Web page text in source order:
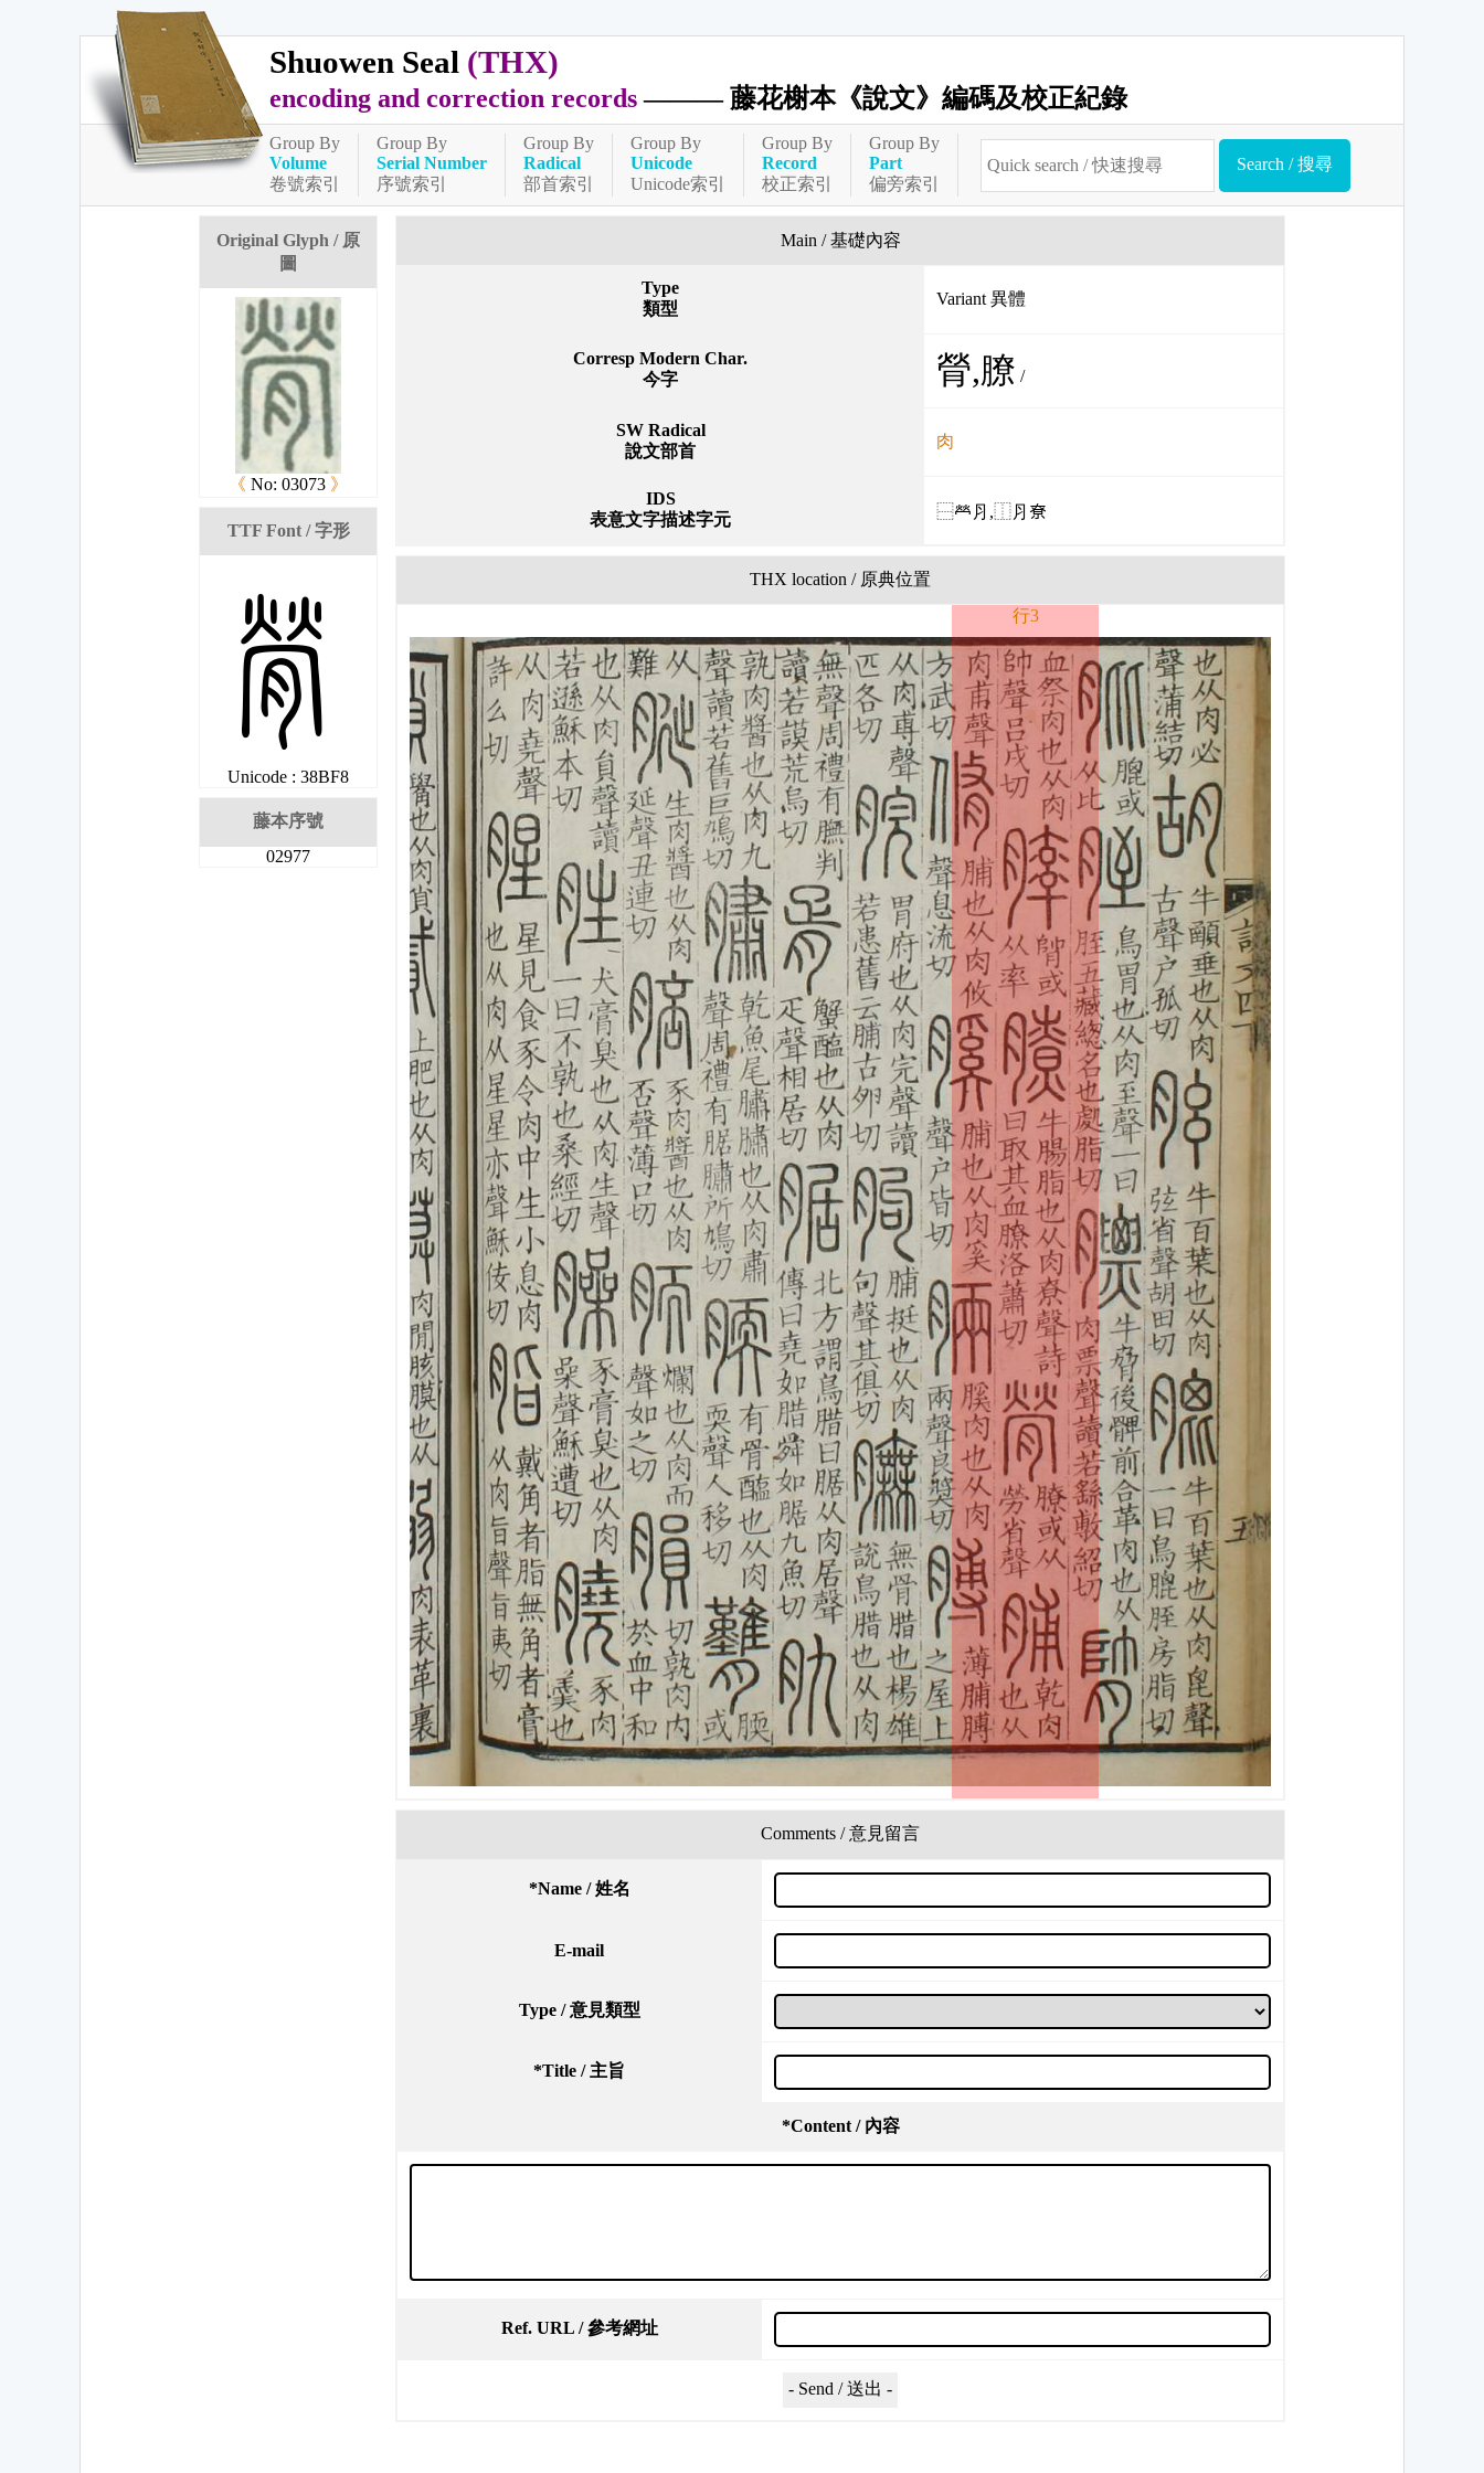
Shuowen Seal (THX)
encoding and correction records ——— 藤花榭本《說文》編碼及校正紀錄
Group By
Volume
卷號索引
Group By
Serial Number
序號索引
Group By
Radical
部首索引
Group By
Unicode
Unicode索引
Group By
Record
校正索引
Group By
Part
偏旁索引
Original Glyph / 原
圖
《 No: 03073 》
TTF Font / 字形
姸
Unicode : 38BF8
藤本序號
02977
Main / 基礎內容
Type
類型
Variant 異體
Corresp Modern Char.
今字
膋,膫 /
SW Radical
說文部首
肉
IDS
表意文字描述字元
⿱𤇾⺼,⿰⺼尞
THX location / 原典位置
行3
Comments / 意見留言
*Name / 姓名
E-mail
Type / 意見類型
*Title / 主旨
*Content / 內容
Ref. URL / 參考網址